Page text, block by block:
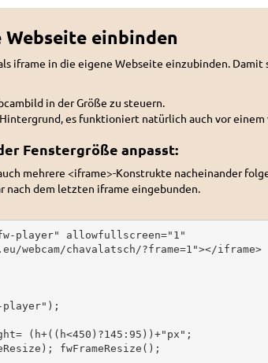
einbinden
iframe in die eigene Webseite einzubinden.
in der Größe zu steuern.
es funktioniert natürlich auch vor
Fenstergröße anpasst:
mehrere <iframe>-Konstrukte nacheinander
nach dem letzten iframe eingebunden.
player" allowfullscreen="1"
webcam/chavalatsch/?frame=1"></iframe>
player");
(h+((h<450)?145:95))+"px";
fwFrameResize();